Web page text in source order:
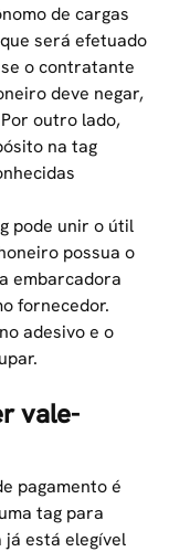
de cargas
será efetuado
o contratante
deve negar,
outro lado,
na tag
pode unir o útil
possua o
embarcadora
fornecedor.
adesivo e o
vale-
pagamento é
tag para
já está elegível